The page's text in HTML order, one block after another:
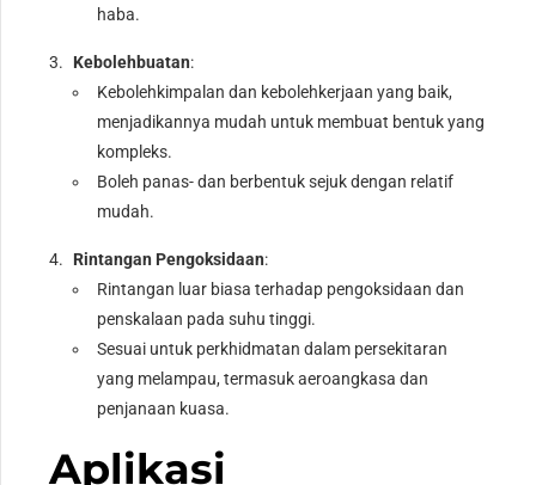
haba.
Kebolehbuatan:
Kebolehkimpalan dan kebolehkerjaan yang baik,
menjadikannya mudah untuk membuat bentuk yang
kompleks.
Boleh panas- dan berbentuk sejuk dengan relatif
mudah.
Rintangan Pengoksidaan:
Rintangan luar biasa terhadap pengoksidaan dan
penskalaan pada suhu tinggi.
Sesuai untuk perkhidmatan dalam persekitaran
yang melampau, termasuk aeroangkasa dan
penjanaan kuasa.
Aplikasi